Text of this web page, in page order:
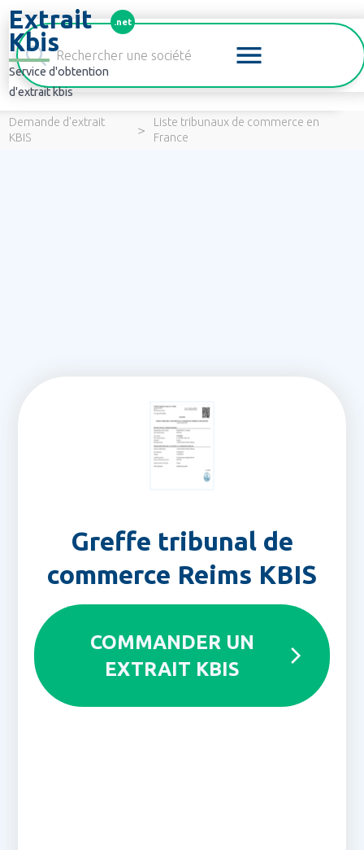
Extrait
Kbis
.net
Service d'obtention
d'extrait kbis
Demande d'extrait
KBIS
>
Liste tribunaux de commerce en
France
Greffe tribunal de
commerce Reims KBIS
COMMANDER UN
EXTRAIT KBIS
Panneau de gestion des cookies